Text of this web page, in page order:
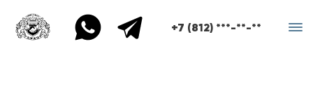
+7 (812) ***-**-**